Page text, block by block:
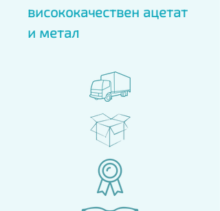
висококачествен ацетат
и метал